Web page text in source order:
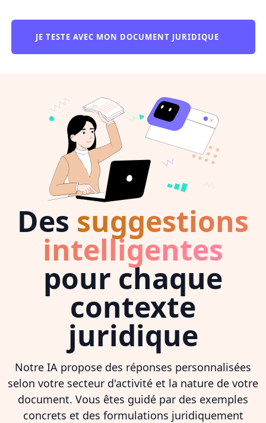
JE TESTE AVEC MON DOCUMENT JURIDIQUE
Des suggestions
intelligentes
pour chaque
contexte
juridique
Notre IA propose des réponses personnalisées
selon votre secteur d'activité et la nature de votre
document. Vous êtes guidé par des exemples
concrets et des formulations juridiquement